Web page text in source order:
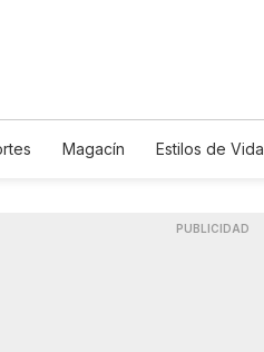
Magacín
Estilos de Vida
PUBLICIDAD